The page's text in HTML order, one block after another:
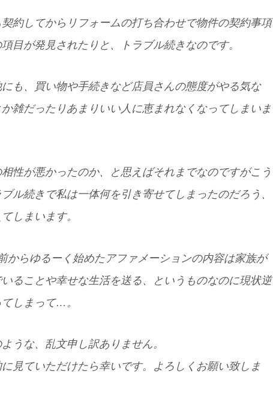
契約してからリフォームの打ち合わせで物件の契約事項
目が発見されたりと、トラブル続きなのです。
にも、買い物や手続きなど店員さんの態度がやる気な
か雑だったりあまりいい人に恵まれなくなってしまいま
性が悪かったのか、と思えばそれまでなのですがこう
ブル続きで私は一体何を引き寄せてしまったのだろう、
しまいます。
からゆるーく始めたアファメーションの内容は家族が
いることや幸せな生活を送る、というものなのに現状逆
てしまって…。
うな、乱文申し訳ありません。
見ていただけたら幸いです。よろしくお願い致しま